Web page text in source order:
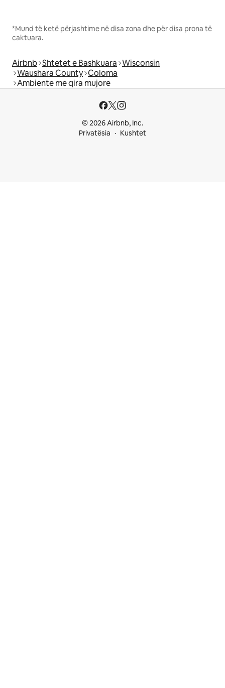
*Mund të ketë përjashtime në disa zona dhe për disa prona të
caktuara.
Airbnb Shtetet e Bashkuara Wisconsin
Waushara County Coloma
Ambiente me qira mujore
© 2026 Airbnb, Inc.
Privatësia
Kushtet